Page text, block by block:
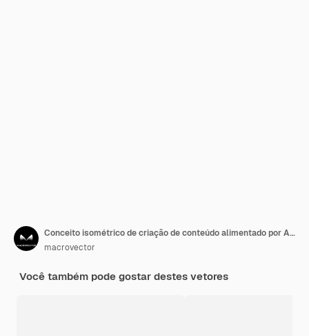
Conceito isométrico de criação de conteúdo alimentado por Ai com chatbot na ilustração em vetor 3d da tela do laptop
macrovector
Você também pode gostar destes vetores